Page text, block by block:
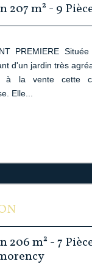
207 m² - 9
PREMIERE
d'un jardin très
à la vente cette
Elle...
206 m² - 7